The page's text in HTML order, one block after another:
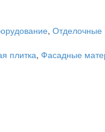
, Отделочные
плитка, Фасадные